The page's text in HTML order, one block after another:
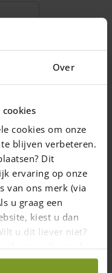
Over
cookies om onze
blijven verbeteren.
Dit
ervaring op onze
van ons merk (via
u graag een
kiest u dan
u dit liever niet?
aan welke cookies
200